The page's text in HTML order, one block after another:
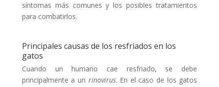
síntomas más comunes y los posibles tratamientos
para combatirlos.
Principales causas de los resfriados en los
gatos
Cuando un humano cae resfriado, se debe
principalmente a un rinovirus. En el caso de los gatos